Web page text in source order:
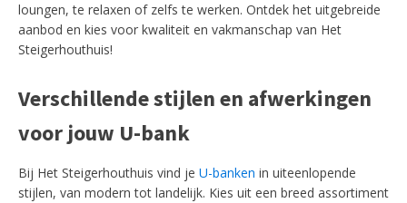
loungen, te relaxen of zelfs te werken. Ontdek het uitgebreide
aanbod en kies voor kwaliteit en vakmanschap van Het
Steigerhouthuis!
Verschillende stijlen en afwerkingen
voor jouw U-bank
Bij Het Steigerhouthuis vind je U-banken in uiteenlopende
stijlen, van modern tot landelijk. Kies uit een breed assortiment